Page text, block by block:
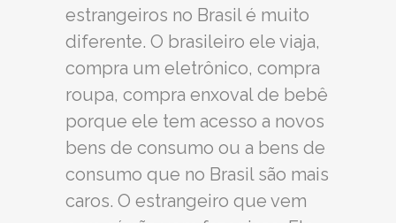
estrangeiros no Brasil é muito
diferente. O brasileiro ele viaja,
compra um eletrônico, compra
roupa, compra enxoval de bebê
porque ele tem acesso a novos
bens de consumo ou a bens de
consumo que no Brasil são mais
caros. O estrangeiro que vem